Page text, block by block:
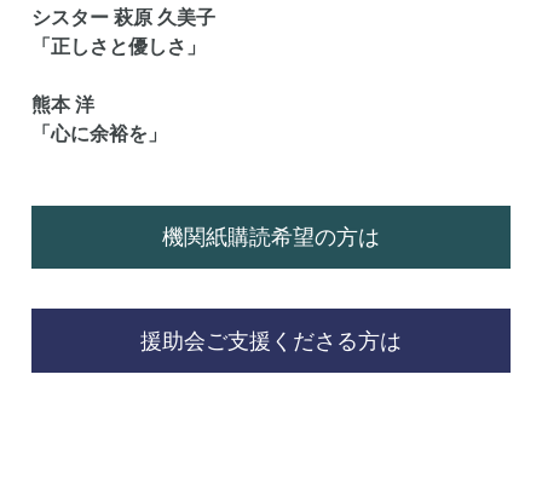
シスター 萩原 久美子
「正しさと優しさ」
熊本 洋
「心に余裕を」
機関紙購読希望の方は
援助会ご支援くださる方は